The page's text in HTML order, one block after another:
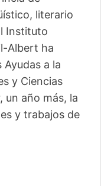
literario
Instituto
Albert ha
a la
y Ciencias
un año más, la
y trabajos de